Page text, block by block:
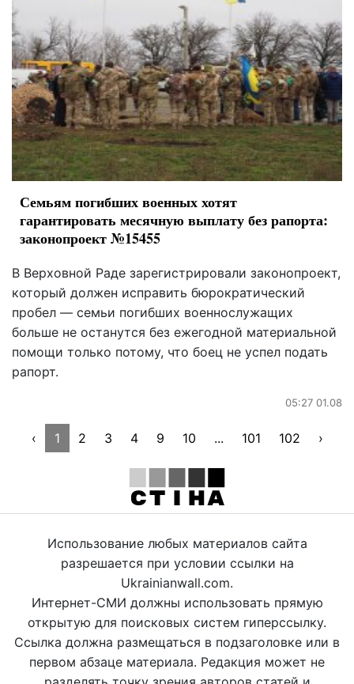
Семьям погибших военных хотят
гарантировать месячную выплату без рапорта:
законопроект №15455
В Верховной Раде зарегистрировали законопроект,
который должен исправить бюрократический
пробел — семьи погибших военнослужащих
больше не останутся без ежегодной материальной
помощи только потому, что боец не успел подать
рапорт.
05:27 01.08
‹ 1 2 3 4 9 10 ... 101 102 ›
Использование любых материалов сайта
разрешается при условии ссылки на
Ukrainianwall.com.
Интернет-СМИ должны использовать прямую
открытую для поисковых систем гиперссылку.
Ссылка должна размещаться в подзаголовке или в
первом абзаце материала. Редакция может не